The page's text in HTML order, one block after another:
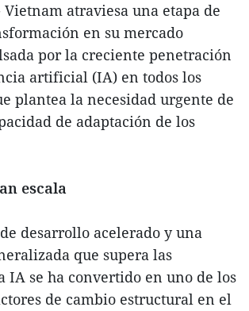
atraviesa una etapa de
en su mercado
por la creciente penetración
artificial (IA) en todos los
plantea la necesidad urgente de
de adaptación de los
escala
desarrollo acelerado y una
que supera las
IA se ha convertido en uno de los
de cambio estructural en el